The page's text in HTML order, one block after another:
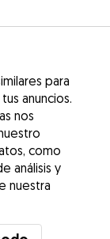
para
anuncios.
nos
como
análisis y
nuestra